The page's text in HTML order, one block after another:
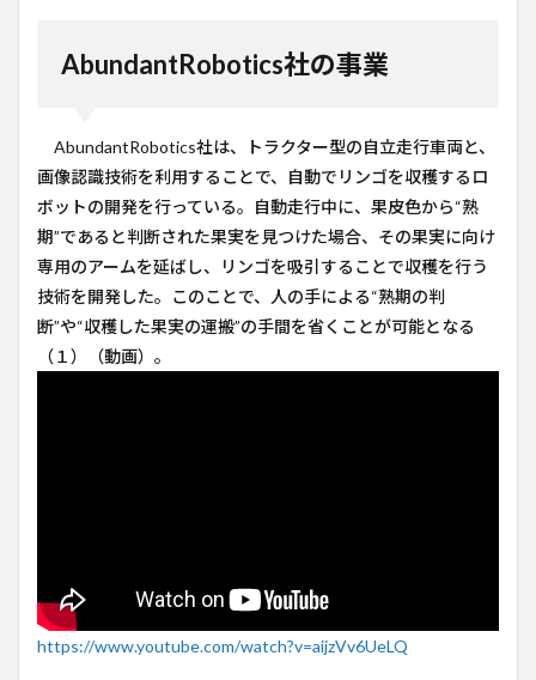
AbundantRobotics社の事業
AbundantRobotics社は、トラクター型の自立走行車両と、
画像認識技術を利用することで、自動でリンゴを収穫するロ
ボットの開発を行っている。自動走行中に、果皮色から“熟
期”であると判断された果実を見つけた場合、その果実に向け
専用のアームを延ばし、リンゴを吸引することで収穫を行う
技術を開発した。このことで、人の手による“熟期の判
断”や“収穫した果実の運搬”の手間を省くことが可能となる
（１）（動画）。
https://www.youtube.com/watch?v=aijzVv6UeLQ